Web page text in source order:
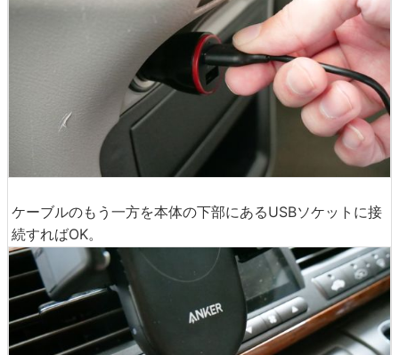
ケーブルのもう一方を本体の下部にあるUSBソケットに接
続すればOK。